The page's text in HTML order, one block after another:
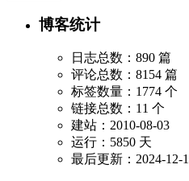
博客统计
日志总数：890 篇
评论总数：8154 篇
标签数量：1774 个
链接总数：11 个
建站：2010-08-03
运行：5850 天
最后更新：2024-12-